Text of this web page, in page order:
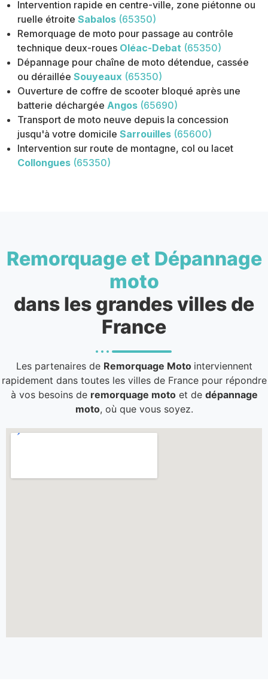
Intervention rapide en centre-ville, zone piétonne ou
ruelle étroite Sabalos (65350)
Remorquage de moto pour passage au contrôle
technique deux-roues Oléac-Debat (65350)
Dépannage pour chaîne de moto détendue, cassée
ou déraillée Souyeaux (65350)
Ouverture de coffre de scooter bloqué après une
batterie déchargée Angos (65690)
Transport de moto neuve depuis la concession
jusqu'à votre domicile Sarrouilles (65600)
Intervention sur route de montagne, col ou lacet
Collongues (65350)
Remorquage et Dépannage
moto
dans les grandes villes de
France
Les partenaires de Remorquage Moto interviennent
rapidement dans toutes les villes de France pour répondre
à vos besoins de remorquage motoet de dépannage
moto, où que vous soyez.